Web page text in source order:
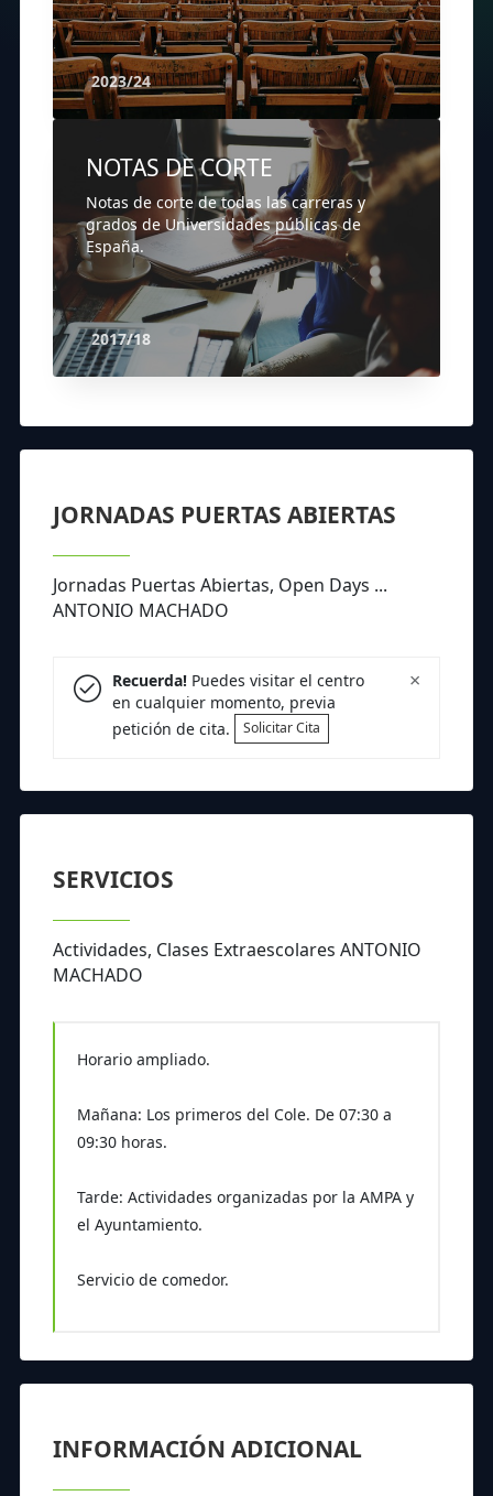
2023/24
NOTAS DE CORTE
Notas de corte de todas las carreras y
grados de Universidades públicas de
España.
2017/18
JORNADAS PUERTAS ABIERTAS
Jornadas Puertas Abiertas, Open Days ...
ANTONIO MACHADO
×
Recuerda!Puedes visitar el centro
en cualquier momento, previa
petición de cita.
Solicitar Cita
SERVICIOS
Actividades, Clases Extraescolares ANTONIO
MACHADO
Horario ampliado.
Mañana: Los primeros del Cole. De 07:30 a
09:30 horas.
Tarde: Actividades organizadas por la AMPA y
el Ayuntamiento.
Servicio de comedor.
INFORMACIÓN ADICIONAL